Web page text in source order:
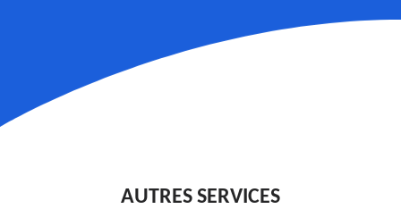
AUTRES SERVICES